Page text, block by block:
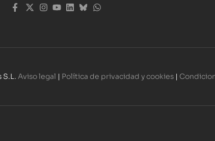
S.L. Aviso legal | Política de privacidad y cookies |